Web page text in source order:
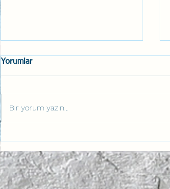
Yorumlar
Bir yorum yazın...